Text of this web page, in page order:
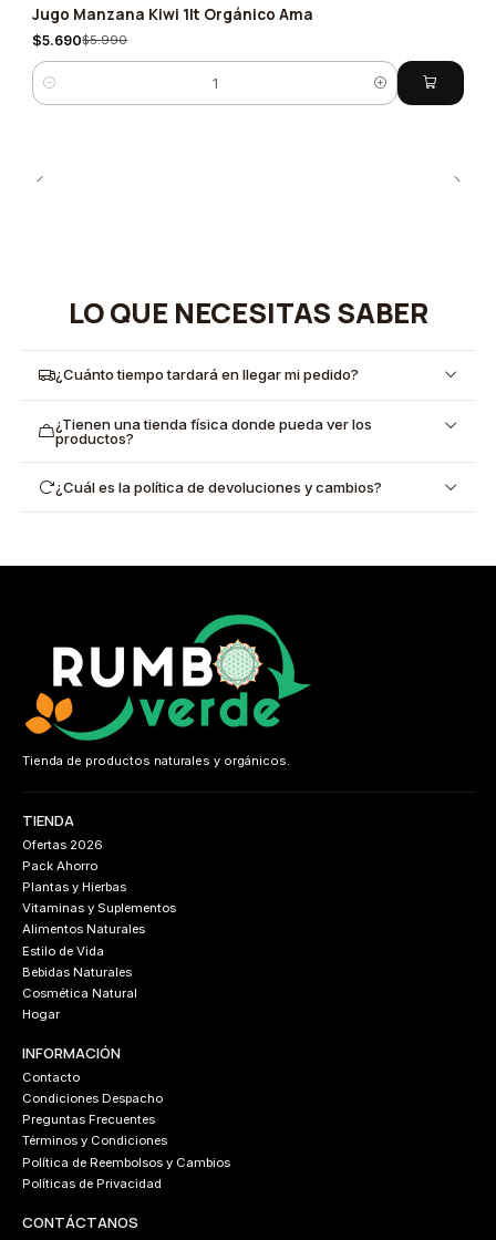
-5%
Jugo Manzana Kiwi 1lt Orgánico Ama
$5.690$5.990
Cantidad
LO QUE NECESITAS SABER
¿Cuánto tiempo tardará en llegar mi pedido?
¿Tienen una tienda física donde pueda ver los
productos?
¿Cuál es la política de devoluciones y cambios?
Tienda de productos naturales y orgánicos.
TIENDA
Ofertas 2026
Pack Ahorro
Plantas y Hierbas
Vitaminas y Suplementos
Alimentos Naturales
Estilo de Vida
Bebidas Naturales
Cosmética Natural
Hogar
INFORMACIÓN
Contacto
Condiciones Despacho
Preguntas Frecuentes
Términos y Condiciones
Política de Reembolsos y Cambios
Políticas de Privacidad
CONTÁCTANOS